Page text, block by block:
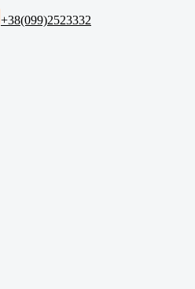
+38(099)2523332